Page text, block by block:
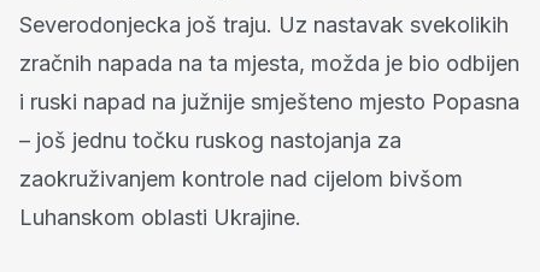
Severodonjecka još traju. Uz nastavak svekolikih
zračnih napada na ta mjesta, možda je bio odbijen
i ruski napad na južnije smješteno mjesto Popasna
– još jednu točku ruskog nastojanja za
zaokruživanjem kontrole nad cijelom bivšom
Luhanskom oblasti Ukrajine.